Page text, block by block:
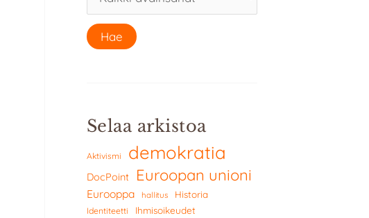
Selaa arkistoa
Aktivismi demokratia
DocPoint Euroopan unioni
Eurooppa hallitus Historia
Identiteetti Ihmisoikeudet